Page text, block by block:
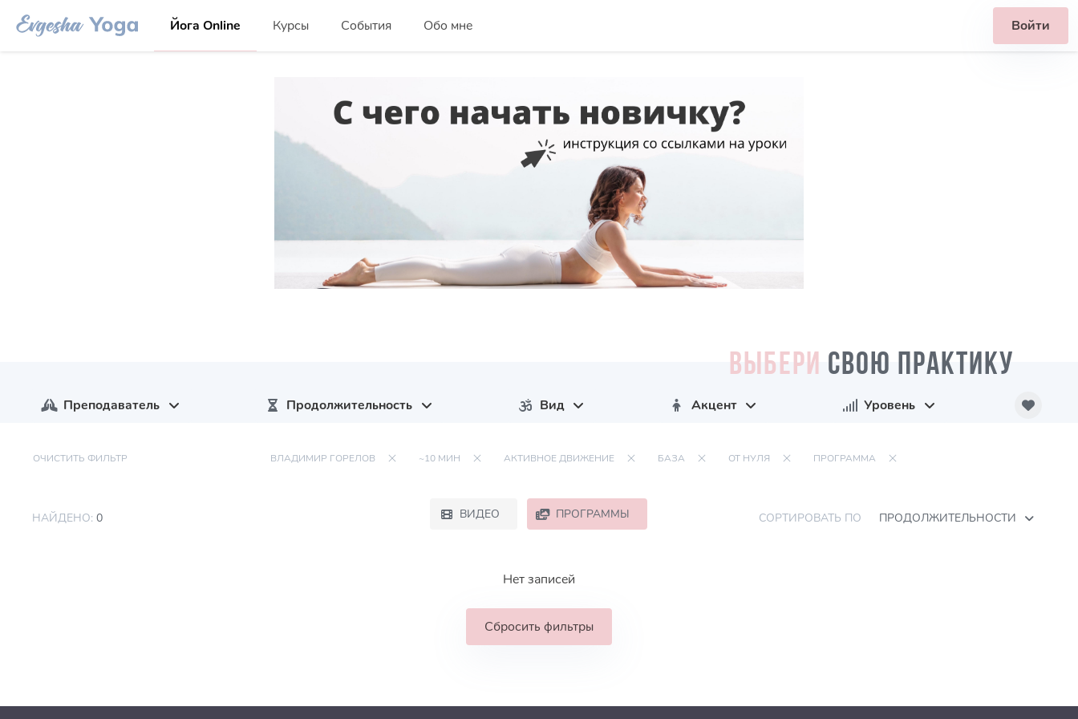
Йога Online Курсы События Обо мне Войти
ВЫБЕРИ СВОЮ ПРАКТИКУ
Преподаватель Продолжительность Вид Акцент Уровень
ОЧИСТИТЬ ФИЛЬТР ВЛАДИМИР ГОРЕЛОВ ~10 МИН АКТИВНОЕ ДВИЖЕНИЕ БАЗА ОТ НУЛЯ ПРОГРАММА
НАЙДЕНО: 0 ВИДЕО ПРОГРАММЫ СОРТИРОВАТЬ ПО ПРОДОЛЖИТЕЛЬНОСТИ
Нет записей
Сбросить фильтры